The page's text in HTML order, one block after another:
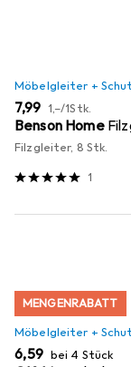
Möbelgleiter +
EUR
7,99 EUR
1,–/1Stk.
Benson Home
Filzgleiter, 8 Stk.
1
MENGENRABATT
Möbelgleiter +
EUR
6,59 bei 4 Stück